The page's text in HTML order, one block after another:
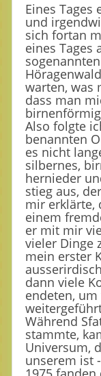
Eines
und
sich fortan
eines Tages
warten, was
dass man
Also folgte
benannten
es nicht
silbernes,
hernieder
stieg aus,
mir erklärte,
einem
er mit mir
vieler Dinge
mein erster
dann viele
endeten,
Während
stammte,
Universum,
unserem ist